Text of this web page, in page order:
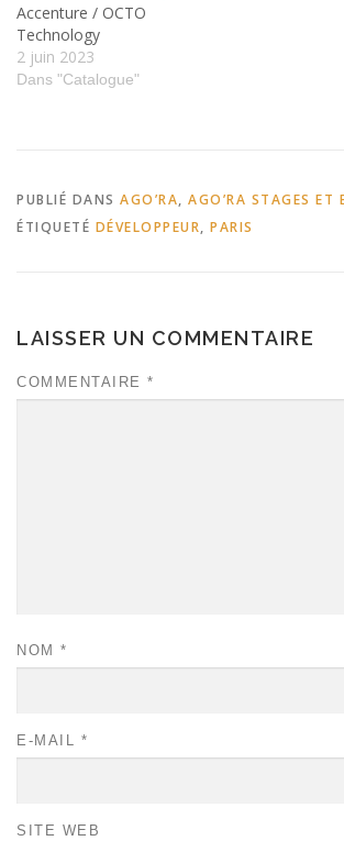
Accenture / OCTO
Technology
2 juin 2023
Dans "Catalogue"
PUBLIÉ DANS AGO’RA, AGO’RA STAGES ET
ÉTIQUETÉ DÉVELOPPEUR, PARIS
LAISSER UN COMMENTAIRE
COMMENTAIRE *
NOM *
E-MAIL *
SITE WEB